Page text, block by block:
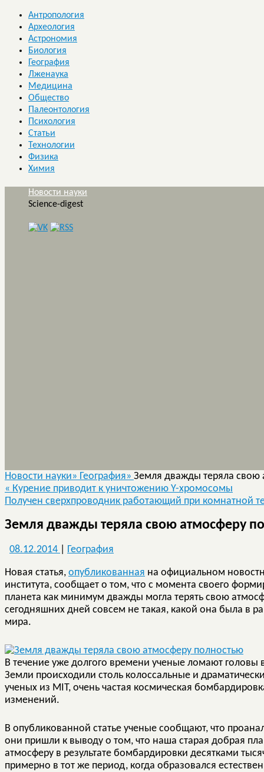
Антропология
Археология
Астрономия
Биология
География
Лженаука
Медицина
Общество
Палеонтология
Психология
Статьи
Технологии
Физика
Химия
Новости науки
Science-digest
Новости науки» География» Земля дважды теряла свою
« Курение приводит к уничтожению Y-хромосомы
Получен сверхпроводник работающий при комнатной
Земля дважды теряла свою атмосферу
08.12.2014 География
Новая статья, опубликованная на официальном
института, сообщает о том, что с момента своего
планета как минимум дважды могла терять свою
сегодняшних дней совсем не такая, какой она была в
мира.
В течение уже долгого времени ученые ломают
Земли происходили столь колоссальные и
ученых из MIT, очень частая космическая
изменений.
В опубликованной статье ученые сообщают, что
они пришли к выводу о том, что наша старая добрая
атмосферу в результате бомбардировки десятками
примерно в тот же период, когда образовался